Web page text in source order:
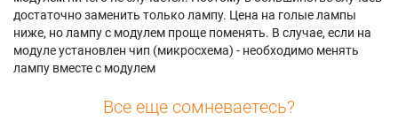
достаточно заменить только лампу. Цена на голые лампы
ниже, но лампу с модулем проще поменять. В случае, если на
модуле установлен чип (микросхема) - необходимо менять
лампу вместе с модулем
Все еще сомневаетесь?